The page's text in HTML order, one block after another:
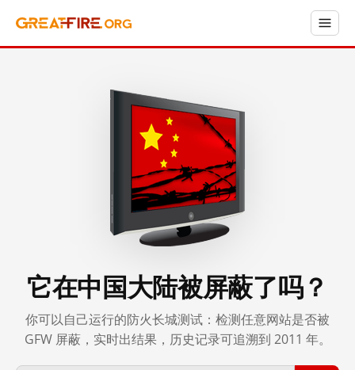
它在中国大陆被屏蔽了吗？
你可以自己运行的防火长城测试：检测任意网站是否被
GFW 屏蔽，实时出结果，历史记录可追溯到 2011 年。